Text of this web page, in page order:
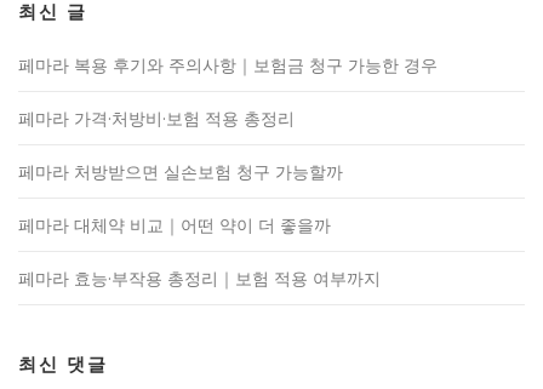
최신 글
페마라 복용 후기와 주의사항｜보험금 청구 가능한 경우
페마라 가격·처방비·보험 적용 총정리
페마라 처방받으면 실손보험 청구 가능할까
페마라 대체약 비교｜어떤 약이 더 좋을까
페마라 효능·부작용 총정리｜보험 적용 여부까지
최신 댓글